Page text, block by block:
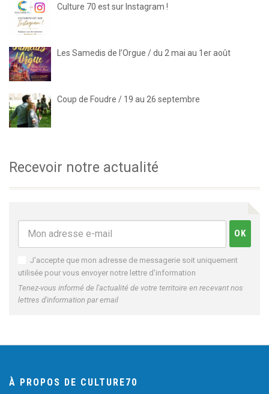
Culture 70 est sur Instagram !
Les Samedis de l’Orgue / du 2 mai au 1er août
Coup de Foudre / 19 au 26 septembre
Recevoir notre actualité
J'accepte que mon adresse de messagerie soit uniquement
utilisée pour vous envoyer notre lettre d'information
Tenez-vous informé de l'actualité de votre territoire en recevant nos
lettres d'information par email
À PROPOS DE CULTURE70